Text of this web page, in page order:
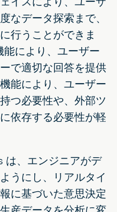
なデータ探索まで、
行うことができま
により、ユーザー
で適切な回答を提供
能により、ユーザー
つ必要性や、外部ツ
依存する必要性が軽
、エンジニアがデ
うにし、リアルタイ
に基づいた意思決定